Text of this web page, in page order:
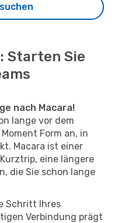
Starten Sie
nach Macara!
lange vor dem
Form an, in
Macara ist einer
eine längere
die Sie schon lange
Schritt Ihres
Verbindung prägt